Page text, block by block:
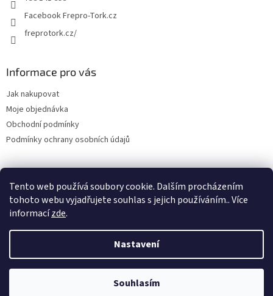
Tento web používá soubory cookie. Dalším procházením
tohoto webu vyjadřujete souhlas s jejich používáním.. Více
informacízde.
Nastavení
Souhlasím
Facebook Frepro-Tork.cz
freprotork.cz/
Informace pro vás
Jak nakupovat
Moje objednávka
Obchodní podmínky
Podmínky ochrany osobních údajů
Facebook FREPRO-TORK.CZ Instagram FREPRO-TORK.cz
Vytvořil Shoptet
Frepro-Tork.cz. Všechna práva vyhrazena.